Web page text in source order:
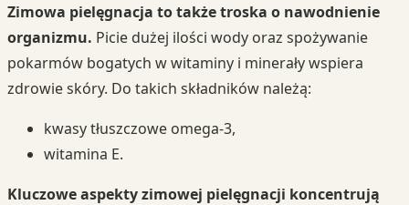
Zimowa pielęgnacja to także troska o nawodnienie
organizmu. Picie dużej ilości wody oraz spożywanie
pokarmów bogatych w witaminy i minerały wspiera
zdrowie skóry. Do takich składników należą:
kwasy tłuszczowe omega-3,
witamina E.
Kluczowe aspekty zimowej pielęgnacji koncentrują